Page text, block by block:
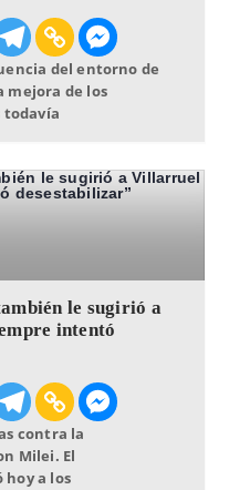
del entorno de
mejora de los
todavía
le sugirió a
intentó
contra la
Milei. El
hoy a los